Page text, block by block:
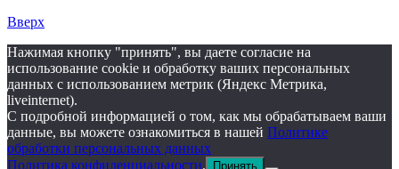
Вверх
Нажимая кнопку "принять", вы даете согласие на
использование cookie и обработку ваших персональных
данных с использованием метрик (Яндекс Метрика,
liveinternet).
С подробной информацией о том, как мы обрабатываем ваши
данные, вы можете ознакомиться в нашей Политике
обработки персональных данных
Политика конфиденциальности. Принять